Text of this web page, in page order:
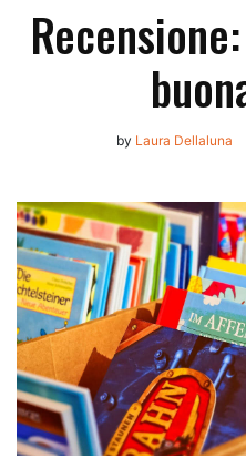
by Laura Dellaluna